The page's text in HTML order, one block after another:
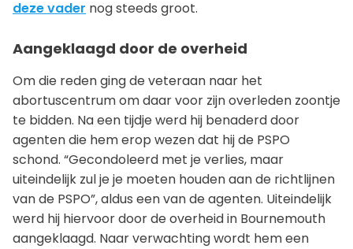
deze vader nog steeds groot.
Aangeklaagd door de overheid
Om die reden ging de veteraan naar het
abortuscentrum om daar voor zijn overleden zoontje
te bidden. Na een tijdje werd hij benaderd door
agenten die hem erop wezen dat hij de PSPO
schond. “Gecondoleerd met je verlies, maar
uiteindelijk zul je je moeten houden aan de richtlijnen
van de PSPO”, aldus een van de agenten. Uiteindelijk
werd hij hiervoor door de overheid in Bournemouth
aangeklaagd. Naar verwachting wordt hem een